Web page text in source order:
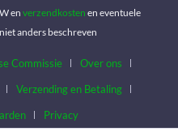
en verzendkosten en eventuele
anders beschreven
Commissie
Over ons
Verzending en Betaling
Privacy